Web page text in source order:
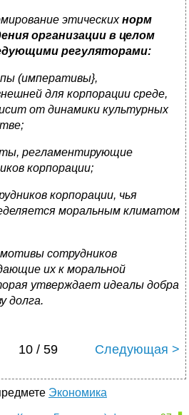
этическихнорм
организации в целом
регуляторами:
(императивы},
для корпорации среде,
от динамики культурных
регламентирующие
корпорации;
корпорации, чья
моральным климатом
сотрудников
их к моральной
утверждает идеалы добра
долга.
10 / 59 Следующая >
Экономика